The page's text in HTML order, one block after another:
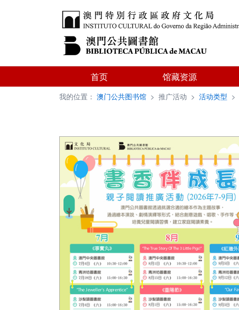
首页 馆藏资源
我的位置： 澳门公共图书馆 > 推广活动 > 活动类型 >